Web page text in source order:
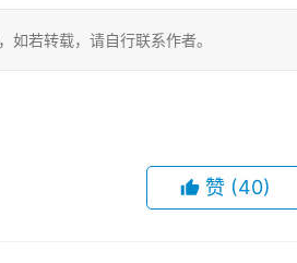
如若转载，请自行联系作者。
赞 (40)